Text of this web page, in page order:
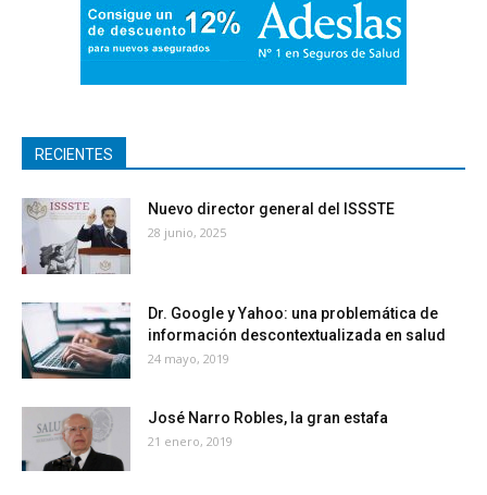
RECIENTES
Nuevo director general del ISSSTE
28 junio, 2025
Dr. Google y Yahoo: una problemática de
información descontextualizada en salud
24 mayo, 2019
José Narro Robles, la gran estafa
21 enero, 2019